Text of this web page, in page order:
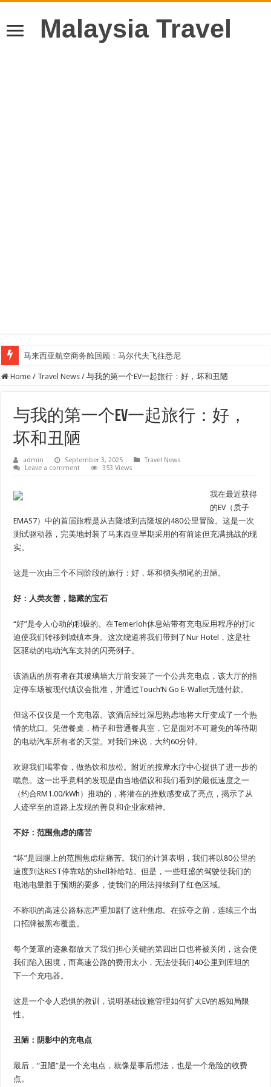
Malaysia Travel
马来西亚航空商务舱回顾：马尔代夫飞往悉尼
Home / Travel News / 与我的第一个EV一起旅行：好，坏和丑陋
与我的第一个EV一起旅行：好，
坏和丑陋
admin September 3, 2025
Travel News
Leave a comment
353 Views
我在最近获得
的EV（质子
EMAS7）中的首届旅程是从吉隆坡到吉隆坡的480公里冒险。这是一次
测试驱动器，完美地封装了马来西亚早期采用的有前途但充满挑战的现
实。
这是一次由三个不同阶段的旅行：好，坏和彻头彻尾的丑陋。
好：人类友善，隐藏的宝石
“好”是令人心动的积极的。在Temerloh休息站带有充电应用程序的打ic
迫使我们转移到城镇本身。这次绕道将我们带到了Nur Hotel，这是社
区驱动的电动汽车支持的闪亮例子。
该酒店的所有者在其玻璃墙大厅前安装了一个公共充电点，该大厅的指
定停车场被现代镇议会批准，并通过Touch’N Go E-Wallet无缝付款。
但这不仅仅是一个充电器。该酒店经过深思熟虑地将大厅变成了一个热
情的坑口。凭借餐桌，椅子和普通餐具室，它是面对不可避免的等待期
的电动汽车所有者的天堂。对我们来说，大约60分钟。
欢迎我们喝零食，做热饮和放松。附近的按摩水疗中心提供了进一步的
喘息。这一出乎意料的发现是由当地倡议和我们看到的最低速度之一
（约合RM1.00/kWh）推动的，将潜在的挫败感变成了亮点，揭示了从
人迹罕至的道路上发现的善良和企业家精神。
不好：范围焦虑的痛苦
“坏”是回腿上的范围焦虑症痛苦。我们的计算表明，我们将以80公里的
速度到达REST停靠站的Shell补给站。但是，一些旺盛的驾驶使我们的
电池电量胜于预期的要多，使我们的用法持续到了红色区域。
不称职的高速公路标志严重加剧了这种焦虑。在掠夺之前，连续三个出
口招牌被黑布覆盖。
每个笼罩的迹象都放大了我们担心关键的第四出口也将被关闭，这会使
我们陷入困境，而高速公路的费用太小，无法使我们40公里到库坦的
下一个充电器。
这是一个令人恐惧的教训，说明基础设施管理如何扩大EV的感知局限
性。
丑陋：阴影中的充电点
最后，“丑陋”是一个充电点，就像是事后想法，也是一个危险的收费
点。